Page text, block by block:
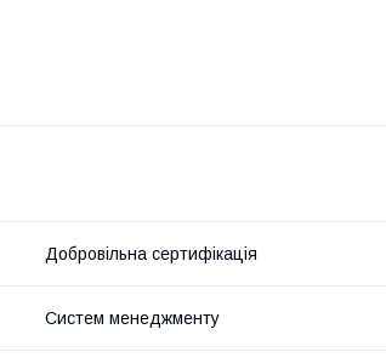
Добровільна сертифікація
Систем менеджменту